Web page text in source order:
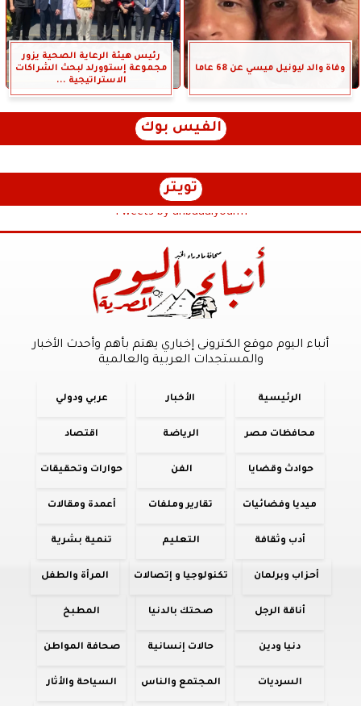
وفاة والد ليونيل ميسي عن 68 عاما
رئيس هيئة الرعاية الصحية يزور
مجموعة إستوورلد لبحث الشراكات
الاستراتيجية ...
الفيس بوك
تويتر
Tweets by anbaaalyoum1
أنباء اليوم موقع الكترونى إخباري يهتم بأهم وأحدث الأخبار
والمستجدات العربية والعالمية
الرئيسية الأخبار عربي ودولي
محافظات مصر الرياضة اقتصاد
حوادث وقضايا الفن حوارات وتحقيقات
ميديا وفضائيات تقارير وملفات أعمدة ومقالات
أدب وثقافة التعليم تنمية بشرية
أحزاب وبرلمان تكنولوجيا و إتصالات المرأة والطفل
أناقة الرجل صحتك بالدنيا المطبخ
دنيا ودين حالات إنسانية صحافة المواطن
السرديات المجتمع والناس السياحة والأثار